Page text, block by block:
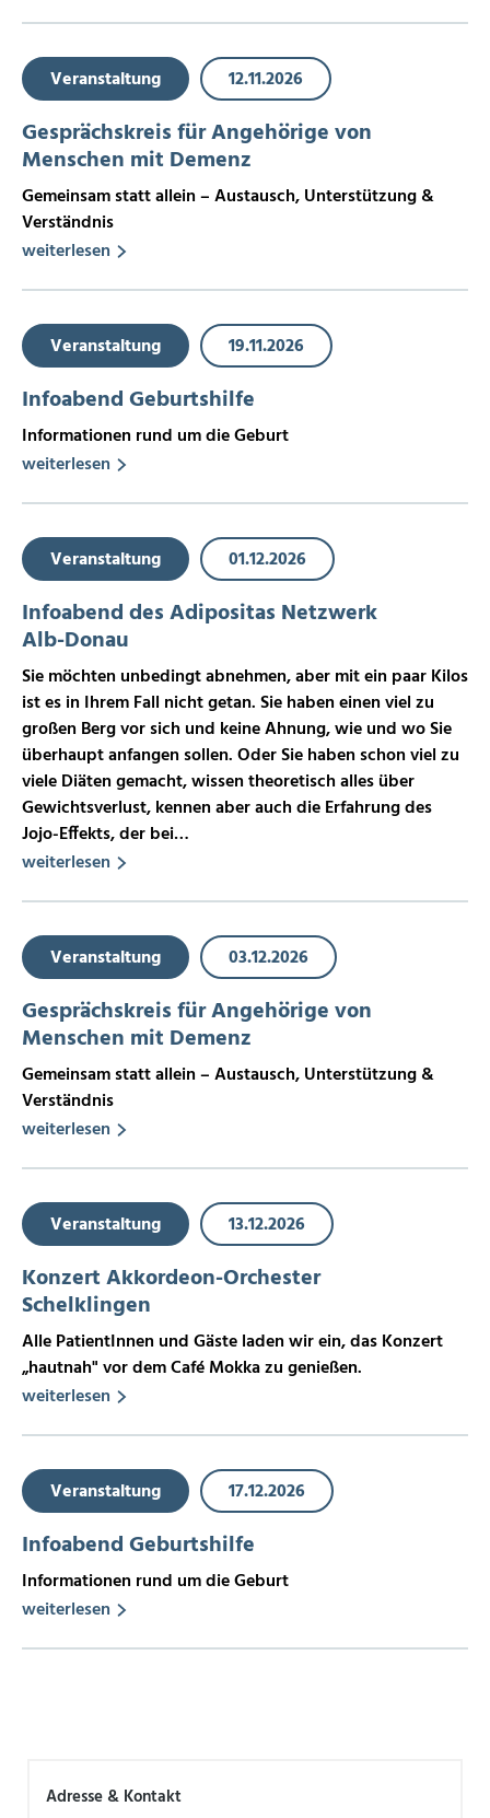
Veranstaltung 12.11.2026
Gesprächskreis für Angehörige von
Menschen mit Demenz
Gemeinsam statt allein – Austausch, Unterstützung &
Verständnis
weiterlesen
Veranstaltung 19.11.2026
Infoabend Geburtshilfe
Informationen rund um die Geburt
weiterlesen
Veranstaltung 01.12.2026
Infoabend des Adipositas Netzwerk
Alb-Donau
Sie möchten unbedingt abnehmen, aber mit ein paar Kilos
ist es in Ihrem Fall nicht getan. Sie haben einen viel zu
großen Berg vor sich und keine Ahnung, wie und wo Sie
überhaupt anfangen sollen. Oder Sie haben schon viel zu
viele Diäten gemacht, wissen theoretisch alles über
Gewichtsverlust, kennen aber auch die Erfahrung des
Jojo-Effekts, der bei…
weiterlesen
Veranstaltung 03.12.2026
Gesprächskreis für Angehörige von
Menschen mit Demenz
Gemeinsam statt allein – Austausch, Unterstützung &
Verständnis
weiterlesen
Veranstaltung 13.12.2026
Konzert Akkordeon-Orchester
Schelklingen
Alle PatientInnen und Gäste laden wir ein, das Konzert
„hautnah" vor dem Café Mokka zu genießen.
weiterlesen
Veranstaltung 17.12.2026
Infoabend Geburtshilfe
Informationen rund um die Geburt
weiterlesen
Adresse & Kontakt